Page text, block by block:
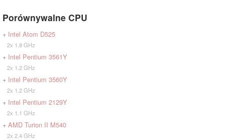
Porównywalne CPU
+ Intel Atom D525
2x 1.8 GHz
+ Intel Pentium 3561Y
2x 1.2 GHz
+ Intel Pentium 3560Y
2x 1.2 GHz
+ Intel Pentium 2129Y
2x 1.1 GHz
+ AMD Turion II M540
2x 2.4 GHz